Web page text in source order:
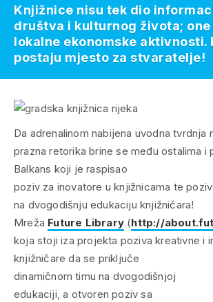
Da adrenalinom nabijena uvodna tvrdnja
prazna retorika brine se među ostalima i
Balkans koji je raspisao
poziv za inovatore u knjižnicama te
na dvogodišnju edukaciju knjižničara!
Mreža Future Library (http://
koja stoji iza projekta poziva kreativne i
knjižničare da se priključe
dinamičnom timu na dvogodišnjoj
edukaciji, a otvoren poziv sa
Knjižnice nisu tek dio
društva i kulturnog života; one
lokalne ekonomske aktivnosti.
postaju mjesto za stvaratelje!